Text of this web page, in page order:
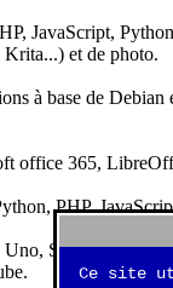
JavaScript,
et de photo.
à base de
office 365,
PHP,
Scrabble...),
Ce site